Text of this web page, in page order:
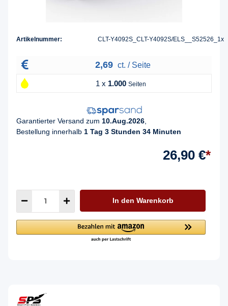
Artikelnummer: CLT-Y4092S_CLT-Y4092S/ELS__S52526_1x
2,69 ct. / Seite
1 x 1.000 Seiten
Garantierter Versand zum 10.Aug.2026
Bestellung innerhalb 1 Tag 3 Stunden 34 Minuten
26,90 €*
In den Warenkorb